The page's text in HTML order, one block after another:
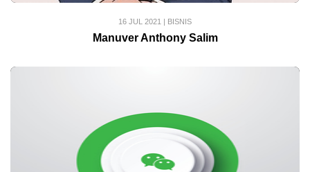
16 JUL 2021 | BISNIS
Manuver Anthony Salim